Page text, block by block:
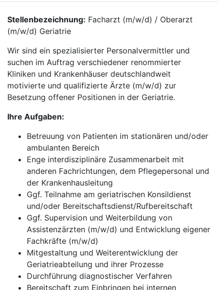
Stellenbezeichnung: Facharzt (m/w/d) / Oberarzt
(m/w/d) Geriatrie
Wir sind ein spezialisierter Personalvermittler und
suchen im Auftrag verschiedener renommierter
Kliniken und Krankenhäuser deutschlandweit
motivierte und qualifizierte Ärzte (m/w/d) zur
Besetzung offener Positionen in der Geriatrie.
Ihre Aufgaben:
Betreuung von Patienten im stationären und/oder
ambulanten Bereich
Enge interdisziplinäre Zusammenarbeit mit
anderen Fachrichtungen, dem Pflegepersonal und
der Krankenhausleitung
Ggf. Teilnahme am geriatrischen Konsildienst
und/oder Bereitschaftsdienst/Rufbereitschaft
Ggf. Supervision und Weiterbildung von
Assistenzärzten (m/w/d) und Entwicklung eigener
Fachkräfte (m/w/d)
Mitgestaltung und Weiterentwicklung der
Geriatrieabteilung und ihrer Prozesse
Durchführung diagnostischer Verfahren
Bereitschaft zum Einbringen bei internen